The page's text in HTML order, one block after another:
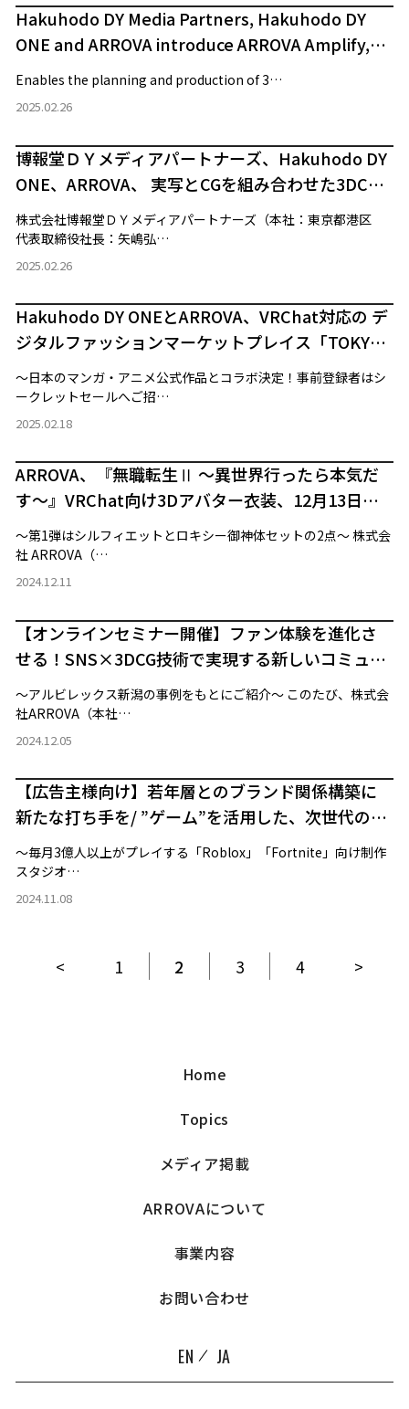
Hakuhodo DY Media Partners, Hakuhodo DY
ONE and ARROVA introduce ARROVA Amplify,
an X advertising production package
Enables the planning and production of 3…
2025.02.26
博報堂ＤＹメディアパートナーズ、Hakuhodo DY
ONE、ARROVA、 実写とCGを組み合わせた3DCG
クリエイティブ（CGI）の企画・制作が可能な X広
告制作メニュー「ARROVA Amplify」を提供開始
株式会社博報堂ＤＹメディアパートナーズ（本社：東京都港区
代表取締役社長：矢嶋弘…
2025.02.26
Hakuhodo DY ONEとARROVA、VRChat対応の デ
ジタルファッションマーケットプレイス「TOKYO
AVATAR GATE」 β版のテスト参加者募集開始
～日本のマンガ・アニメ公式作品とコラボ決定！事前登録者はシ
ークレットセールへご招…
2025.02.18
ARROVA、『無職転生Ⅱ ～異世界行ったら本気だ
す～』VRChat向け3Dアバター衣装、12月13日午
後5時より販売開始
～第1弾はシルフィエットとロキシー御神体セットの2点～ 株式会
社 ARROVA（…
2024.12.11
【オンラインセミナー開催】ファン体験を進化さ
せる！SNS×3DCG技術で実現する新しいコミュニ
ケーション
〜アルビレックス新潟の事例をもとにご紹介〜 このたび、株式会
社ARROVA（本社…
2024.12.05
【広告主様向け】若年層とのブランド関係構築に
新たな打ち手を/ ”ゲーム”を活用した、次世代のPR
手法のご紹介
〜毎月3億人以上がプレイする「Roblox」「Fortnite」向け制作
スタジオ…
2024.11.08
< 1 2 3 4 >
Home
Topics
メディア掲載
ARROVAについて
事業内容
お問い合わせ
EN JA